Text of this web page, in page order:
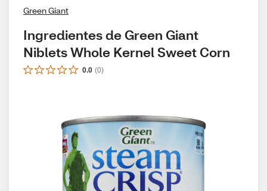
Green Giant
Ingredientes de Green Giant
Niblets Whole Kernel Sweet Corn
0.0 (0)